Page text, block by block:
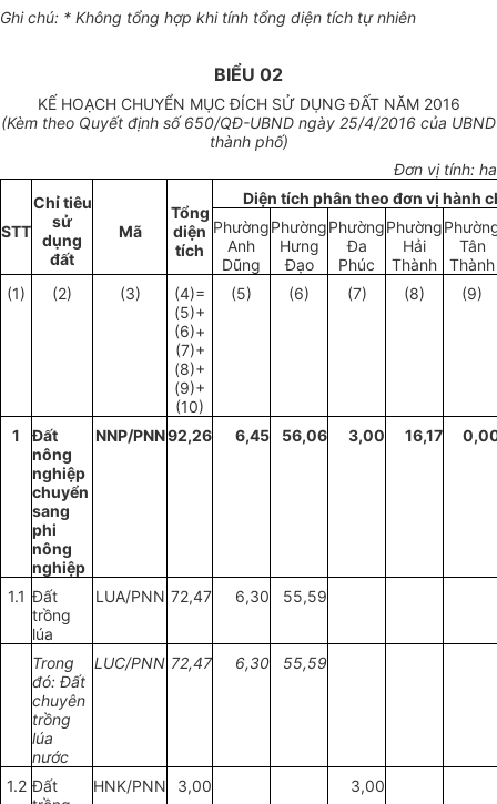
Ghi chú: * Không tổng hợp khi tính tổng diện tích tự nhiên
BIỂU 02
KẾ HOẠCH CHUYỂN MỤC ĐÍCH SỬ DỤNG ĐẤT NĂM 2016
(Kèm theo Quyết định số 650/QĐ-UBND ngày 25/4/2016 của UBND
thành phố)
Đơn vị tính: ha
STT
Chỉtiêu
sử
dụng
đất
Mã
Tổng
diện
tích
Diện tích phân theo đơn vị hành
Phường
Anh
Dũng
Phường
Hưng
Đạo
Phường
Đa
Phúc
Phường
Hải
Thành
Tân
Thành
(1)
(2) (3) (4)=
(5)+
(6)+
(7)+
(8)+
(9)+
(10)
(5) (6) (7) (8) (9)
1
Đất
nông
nghiệp
chuyển
sang
phi
nông
nghiệp
NNP/PNN92,26 6,45 56,06 3,00 16,17
1.1 Đất
trồng
lúa
LUA/PNN 72,47 6,30 55,59
Trong
đó: Đất
chuyên
trồng
lúa
nước
LUC/PNN 72,47 6,30 55,59
1.2 Đất
HNK/PNN 3,00 3,00